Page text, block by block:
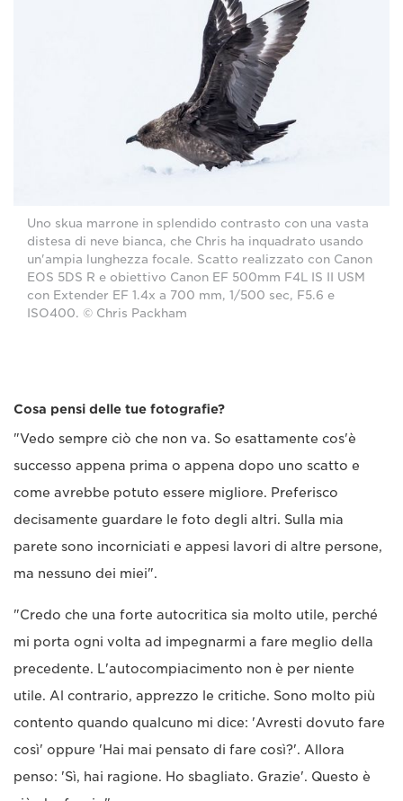
Uno skua marrone in splendido contrasto con una vasta
distesa di neve bianca, che Chris ha inquadrato usando
un'ampia lunghezza focale. Scatto realizzato con Canon
EOS 5DS R e obiettivo Canon EF 500mm F4L IS II USM
con Extender EF 1.4x a 700 mm, 1/500 sec, F5.6 e
ISO400. © Chris Packham
Cosa pensi delle tue fotografie?
"Vedo sempre ciò che non va. So esattamente cos'è
successo appena prima o appena dopo uno scatto e
come avrebbe potuto essere migliore. Preferisco
decisamente guardare le foto degli altri. Sulla mia
parete sono incorniciati e appesi lavori di altre persone,
ma nessuno dei miei".
"Credo che una forte autocritica sia molto utile, perché
mi porta ogni volta ad impegnarmi a fare meglio della
precedente. L'autocompiacimento non è per niente
utile. Al contrario, apprezzo le critiche. Sono molto più
contento quando qualcuno mi dice: 'Avresti dovuto fare
così' oppure 'Hai mai pensato di fare così?'. Allora
penso: 'Sì, hai ragione. Ho sbagliato. Grazie'. Questo è